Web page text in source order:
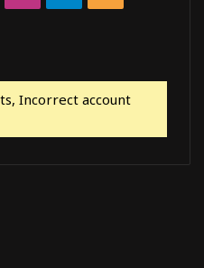
Incorrect account